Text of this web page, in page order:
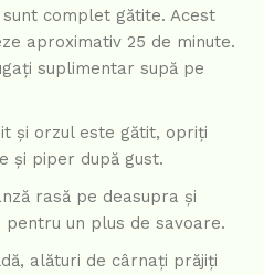
complet gătite. Acest
aproximativ 25 de minute.
suplimentar supă pe
și orzul este gătit, opriți
și piper după gust.
rasă pe deasupra și
un plus de savoare.
alături de cârnați prăjiți